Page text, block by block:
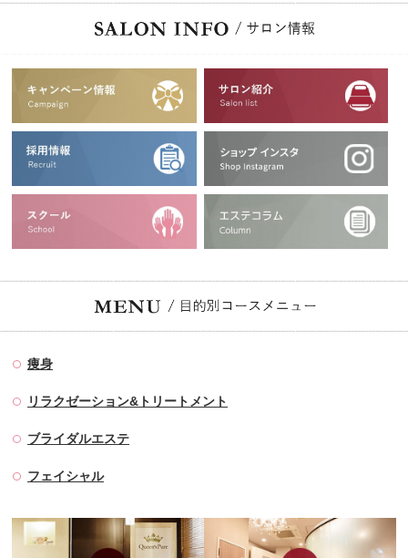
痩身
リラクゼーション&トリートメント
ブライダルエステ
フェイシャル